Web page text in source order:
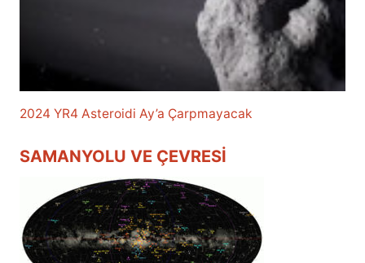
2024 YR4 Asteroidi Ay’a Çarpmayacak
SAMANYOLU VE ÇEVRESI